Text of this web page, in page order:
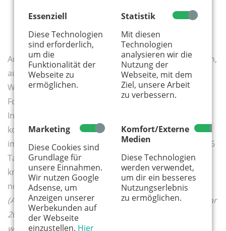
Essenziell
Diese Technologien
sind erforderlich,
um die
Funktionalität der
Webseite zu
ermöglichen.
Statistik
Mit diesen
Technologien
analysieren wir die
Nutzung der
Webseite, mit dem
Ziel, unsere Arbeit
zu verbessern.
Marketing
Diese Cookies sind
Grundlage für
unsere Einnahmen.
Wir nutzen Google
Adsense, um
Anzeigen unserer
Werbekunden auf
der Webseite
einzustellen. Hier
Komfort/Externe
Medien
Diese Technologien
werden verwendet,
um dir ein besseres
Nutzungserlebnis
zu ermöglichen.
Auf TikTok folgen der AfD über 560 Tausend Menschen,
auf Instagram 310 Tausend. Spitzenkandidatin Alice
Weidel versammelt nochmals über 935 Tausend
Follower:innen auf TikTok und 530 Tausend auf
Instagram. Damit kann keine der anderen Parteien
konkurrieren. Der Linken folgen auf Instagram
immerhin 432 Tausend Menschen, auf TikTok über 386
Tausend. Spitzenkandidatin Heidi Reichinnek zählt
knapp 590 Tausend Follower:innen auf Tiktok und
nochmals 566 Tausend auf Instagram.
(Anm. d. Red. – Diese Zahlen stammen vom 26. Februar
2025 – dem Zeitpunkt, an dem dieser Artikel verfasst
wurde.)